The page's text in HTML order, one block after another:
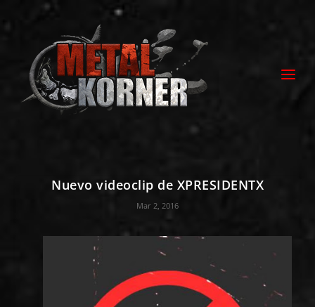
Nuevo videoclip de XPRESIDENTX
Mar 2, 2016